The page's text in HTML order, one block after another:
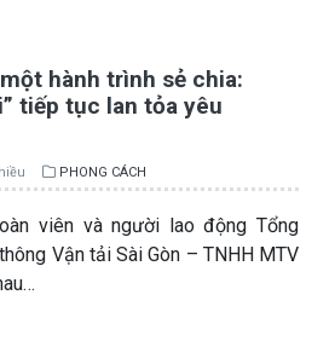
hành trình sẻ chia:
tiếp tục lan tỏa yêu
PHONG CÁCH
viên và người lao động Tổng
Vận tải Sài Gòn – TNHH MTV